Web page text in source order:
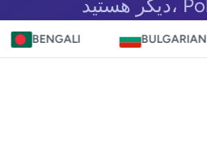
BULGARIAN